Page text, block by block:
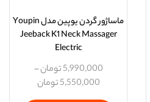
ماساژور گردن یوپین مدل Youpin
Jeeback K1 Neck Massager
Electric
5,990,000تومان–
5,550,000تومان